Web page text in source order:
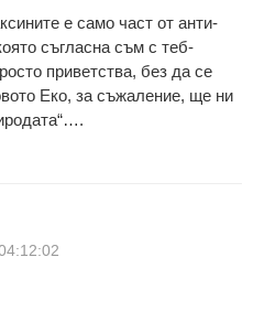
е само част от анти-
съгласна съм с теб-
приветства, без да се
Еко, за съжаление, ще ни